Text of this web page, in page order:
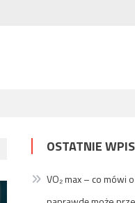
OSTATNIE
VO₂ max – co mówi